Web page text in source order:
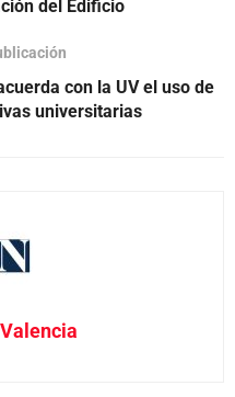
del Edificio
con la UV el uso de
universitarias